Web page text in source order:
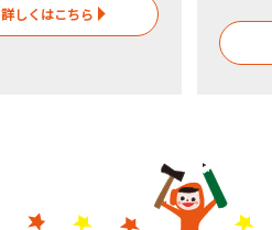
詳しくはこちら